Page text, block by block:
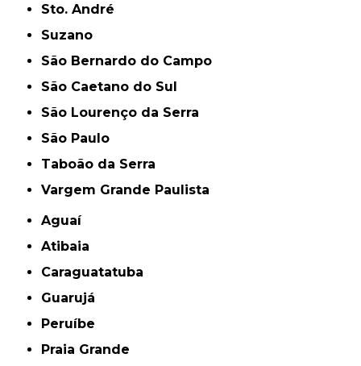
Sto. André
Suzano
São Bernardo do Campo
São Caetano do Sul
São Lourenço da Serra
São Paulo
Taboão da Serra
Vargem Grande Paulista
Aguaí
Atibaia
Caraguatatuba
Guarujá
Peruíbe
Praia Grande